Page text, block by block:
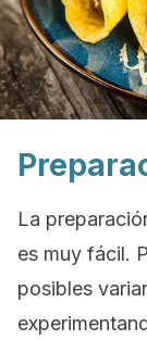
La
es muy fácil.
posibles